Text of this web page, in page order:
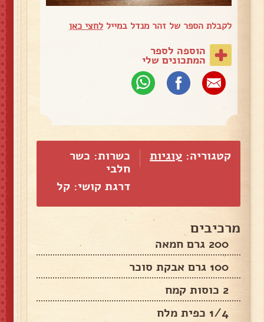
לקבלת הספר של זהר מנדל במייללחצי כאן
הוספה לספר
המתכונים שלי
קטגוריה: עוגיות
כשרות: כשר
חלבי
דרגת קושי: קל
מרכיבים
200 גרם חמאה
100 גרם אבקת סוכר
2 כוסות קמח
1/4 כפית מלח